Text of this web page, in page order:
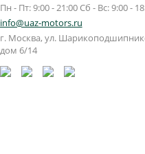
Пн - Пт: 9:00 - 21:00 Сб - Вс: 9:00 -
info@uaz-motors.ru
г. Москва, ул.
дом 6/14